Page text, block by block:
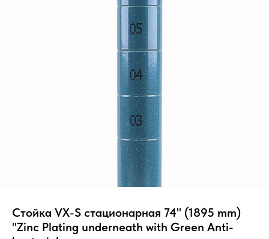
Стойка VX-S стационарная 74" (1895 mm)
"Zinc Plating underneath with Green Anti-